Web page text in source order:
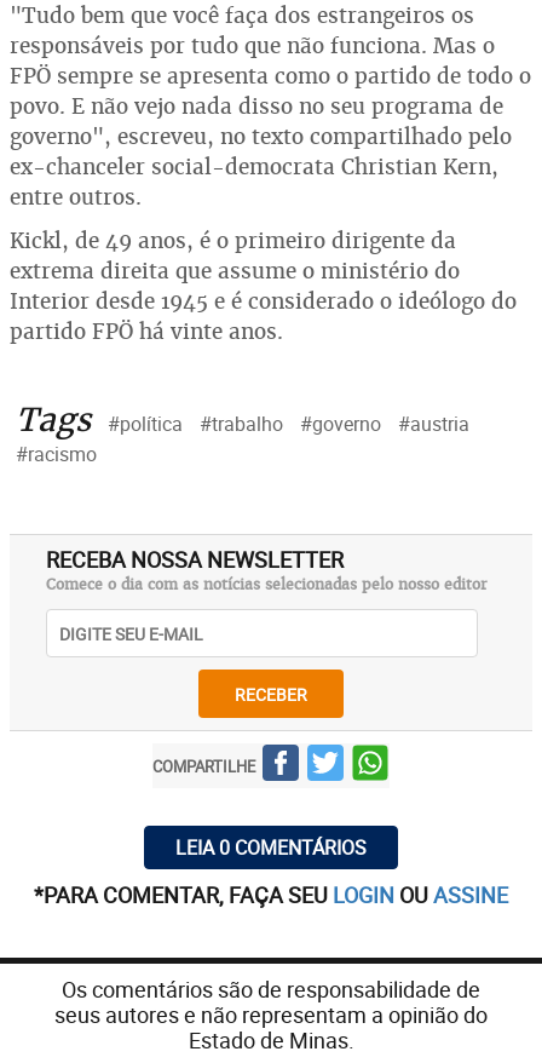
"Tudo bem que você faça dos estrangeiros os
responsáveis por tudo que não funciona. Mas o
FPÖ sempre se apresenta como o partido de todo o
povo. E não vejo nada disso no seu programa de
governo", escreveu, no texto compartilhado pelo
ex-chanceler social-democrata Christian Kern,
entre outros.
Kickl, de 49 anos, é o primeiro dirigente da
extrema direita que assume o ministério do
Interior desde 1945 e é considerado o ideólogo do
partido FPÖ há vinte anos.
Tags #política #trabalho #governo
#austria
#racismo
RECEBA NOSSA NEWSLETTER
Comece o dia com as notícias selecionadas pelo nosso editor
RECEBER
COMPARTILHE
LEIA 0 COMENTÁRIOS
*PARA COMENTAR, FAÇA SEU LOGIN OUASSINE
Os comentários são de responsabilidade de
seus autores e não representam a opinião do
Estado de Minas.